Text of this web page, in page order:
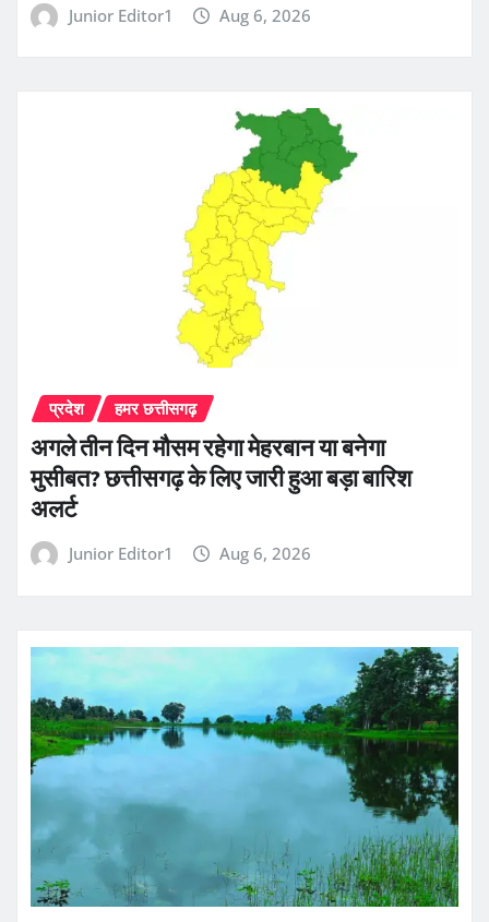
Junior Editor1 Aug 6, 2026
प्रदेश हमर छत्तीसगढ़
अगले तीन दिन मौसम रहेगा मेहरबान या बनेगा
मुसीबत? छत्तीसगढ़ के लिए जारी हुआ बड़ा बारिश
अलर्ट
Junior Editor1 Aug 6, 2026